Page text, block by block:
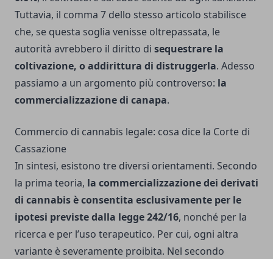
Tuttavia, il comma 7 dello stesso articolo stabilisce
che, se questa soglia venisse oltrepassata, le
autorità avrebbero il diritto di sequestrare la
coltivazione, o addirittura di distruggerla. Adesso
passiamo a un argomento più controverso: la
commercializzazione di canapa.
Commercio di cannabis legale: cosa dice la Corte di
Cassazione
In sintesi, esistono tre diversi orientamenti. Secondo
la prima teoria, la commercializzazione dei derivati
di cannabis è consentita esclusivamente per le
ipotesi previste dalla legge 242/16, nonché per la
ricerca e per l’uso terapeutico. Per cui, ogni altra
variante è severamente proibita. Nel secondo